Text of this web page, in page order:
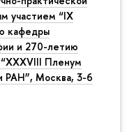
участием “IX
кафедры
и 270-летию
Пленум
РАН”, Москва, 3-6